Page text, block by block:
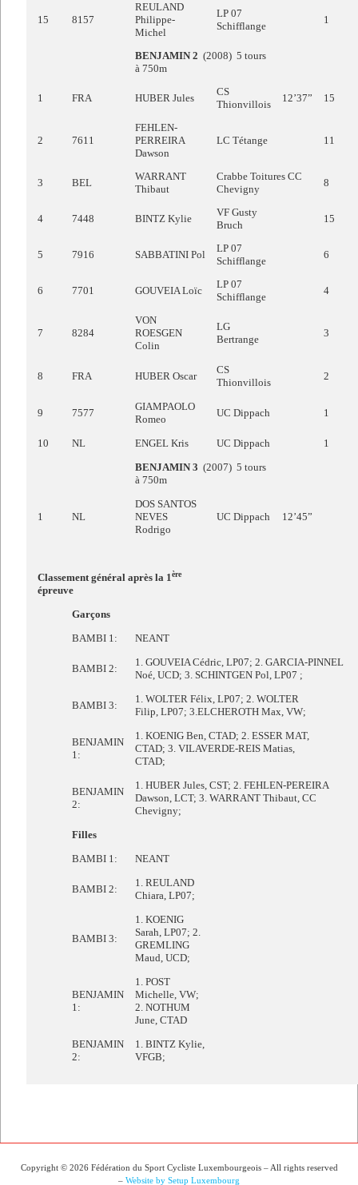
15 8157
REULAND
Philippe-
Michel
LP 07
Schifflange
1
BENJAMIN 2 (2008) 5 tours
à 750m
1 FRA HUBER Jules
CS
Thionvillois
12’37” 15
2 7611
FEHLEN-
PERREIRA
Dawson
LC Tétange 11
3 BEL
WARRANT
Thibaut
Crabbe Toitures CC
Chevigny
8
4 7448 BINTZ Kylie
VF Gusty
Bruch
15
5 7916 SABBATINI Pol
LP 07
Schifflange
6
6 7701 GOUVEIA Loïc
LP 07
Schifflange
4
7 8284
VON
ROESGEN
Colin
LG
Bertrange
3
8 FRA HUBER Oscar
CS
Thionvillois
2
9 7577
GIAMPAOLO
Romeo
UC Dippach 1
10 NL ENGEL Kris UC Dippach
1
BENJAMIN 3 (2007) 5 tours
à 750m
1 NL
DOS SANTOS
NEVES
Rodrigo
UC Dippach 12’45”
Classement général après la 1ère
épreuve
Garçons
BAMBI 1:
NEANT
BAMBI 2:
1. GOUVEIA Cédric, LP07; 2. GARCIA-PINNEL
Noé, UCD; 3. SCHINTGEN Pol, LP07 ;
BAMBI 3:
1. WOLTER Félix, LP07; 2. WOLTER
Filip, LP07; 3.ELCHEROTH Max, VW;
BENJAMIN
1:
1. KOENIG Ben, CTAD; 2. ESSER MAT,
CTAD; 3. VILAVERDE-REIS Matias,
CTAD;
BENJAMIN
2:
1. HUBER Jules, CST; 2. FEHLEN-PEREIRA
Dawson, LCT; 3. WARRANT Thibaut, CC
Chevigny;
Filles
BAMBI 1:
NEANT
BAMBI 2:
1. REULAND
Chiara, LP07;
BAMBI 3:
1. KOENIG
Sarah, LP07; 2.
GREMLING
Maud, UCD;
BENJAMIN
1:
1. POST
Michelle, VW;
2. NOTHUM
June, CTAD
BENJAMIN
2:
1. BINTZ Kylie,
VFGB;
Copyright © 2026 Fédération du Sport Cycliste Luxembourgeois – All rights reserved
– Website by Setup Luxembourg